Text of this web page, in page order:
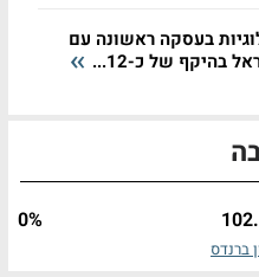
בעסקה ראשונה עם
בהיקף של כ-12...
0%
ברנדס